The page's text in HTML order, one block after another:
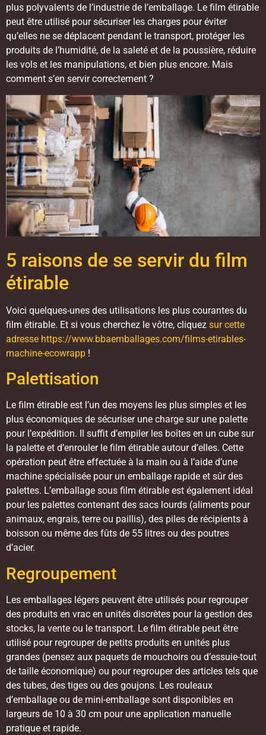
plus polyvalents de l’industrie de l’emballage. Le film étirable
peut être utilisé pour sécuriser les charges pour éviter
qu’elles ne se déplacent pendant le transport, protéger les
produits de l’humidité, de la saleté et de la poussière, réduire
les vols et les manipulations, et bien plus encore. Mais
comment s’en servir correctement ?
5 raisons de se servir du film
étirable
Voici quelques-unes des utilisations les plus courantes du
film étirable. Et si vous cherchez le vôtre, cliquez sur cette
adresse https://www.bbaemballages.com/films-etirables-
machine-ecowrapp !
Palettisation
Le film étirable est l’un des moyens les plus simples et les
plus économiques de sécuriser une charge sur une palette
pour l’expédition. Il suffit d’empiler les boîtes en un cube sur
la palette et d’enrouler le film étirable autour d’elles. Cette
opération peut être effectuée à la main ou à l’aide d’une
machine spécialisée pour un emballage rapide et sûr des
palettes. L’emballage sous film étirable est également idéal
pour les palettes contenant des sacs lourds (aliments pour
animaux, engrais, terre ou paillis), des piles de récipients à
boisson ou même des fûts de 55 litres ou des poutres
d’acier.
Regroupement
Les emballages légers peuvent être utilisés pour regrouper
des produits en vrac en unités discrètes pour la gestion des
stocks, la vente ou le transport. Le film étirable peut être
utilisé pour regrouper de petits produits en unités plus
grandes (pensez aux paquets de mouchoirs ou d’essuie-tout
de taille économique) ou pour regrouper des articles tels que
des tubes, des tiges ou des goujons. Les rouleaux
d’emballage ou de mini-emballage sont disponibles en
largeurs de 10 à 30 cm pour une application manuelle
pratique et rapide.